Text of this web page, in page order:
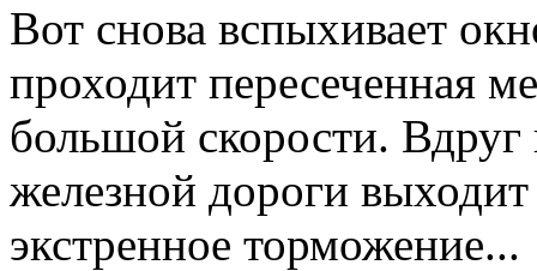
Вот снова вспыхивает
проходит пересеченная
большой скорости. Вдруг
железной дороги
экстренное торможение...